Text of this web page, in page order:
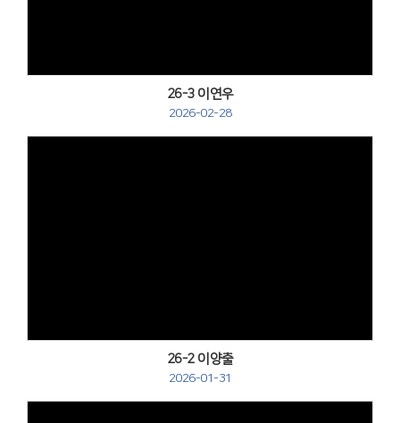
26-3 이연우
2026-02-28
26-2 이양출
2026-01-31